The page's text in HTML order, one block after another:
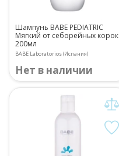
Шампунь BABE PEDIATRIC
Мягкий от себорейных корок
200мл
BABE Laboratorios (Испания)
Нет в наличии